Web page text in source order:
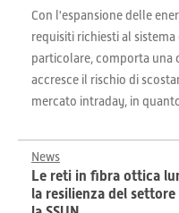
Con l'espansione delle
requisiti richiesti al
particolare, comporta una
accresce il rischio di
mercato intraday, in
News
Le reti in fibra ottica
la resilienza del